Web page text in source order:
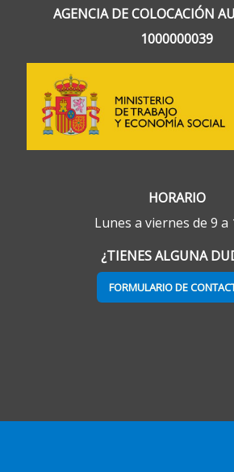
AGENCIA DE COLOCACIÓN
1000000039
HORARIO
Lunes a viernes de 9 a
¿TIENES ALGUNA
FORMULARIO DE